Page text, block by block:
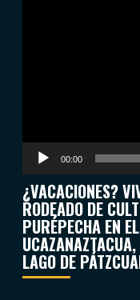
00:00
¿VACACIONES?
RODEADO DE
PURÉPECHA EN
LAGO DE